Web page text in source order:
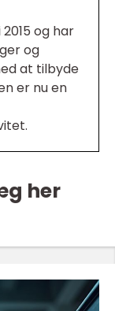
og har
og
at tilbyde
er nu en
her